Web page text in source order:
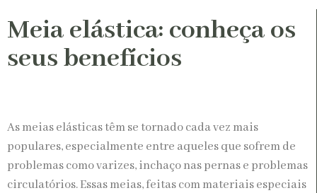
Meia elástica: conheça os
seus benefícios
As meias elásticas têm se tornado cada vez mais
populares, especialmente entre aqueles que sofrem de
problemas como varizes, inchaço nas pernas e problemas
circulatórios. Essas meias, feitas com materiais especiais